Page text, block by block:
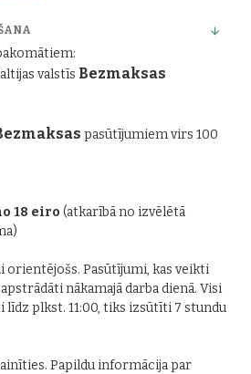
valstīs Bezmaksas
pasūtījumiem virs 100
18 eiro (atkarībā no izvēlētā
orientējošs. Pasūtījumi, kas veikti
nākamajā darba dienā. Visi
līdz plkst. 11:00, tiks izsūtīti 7 stundu
Papildu informācija par